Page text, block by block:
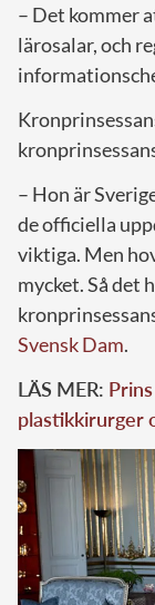
– Det kommer
lärosalar, och
– Hon är
de officiella
viktiga. Men
mycket. Så det
Svensk Dam.
LÄS MER:
plastikkirurger